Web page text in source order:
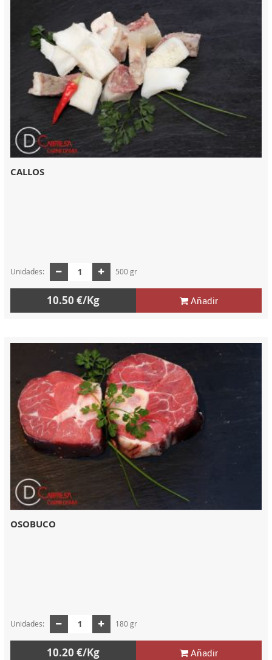
CALLOS
Unidades: 500 gr
10.50 €/Kg Añadir
OSOBUCO
Unidades: 180 gr
10.20 €/Kg Añadir